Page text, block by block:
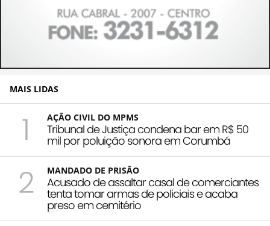
MAIS LIDAS
1 AÇÃO CIVIL DO MPMS
Tribunal de Justiça condena bar em R$ 50
mil por poluição sonora em Corumbá
2 MANDADO DE PRISÃO
Acusado de assaltar casal de comerciantes
tenta tomar armas de policiais e acaba
preso em cemitério